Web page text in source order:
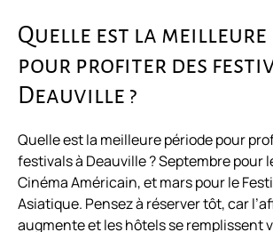
Quelle est la meilleure
pour profiter des
Deauville ?
Quelle est la meilleure période pour
festivals à Deauville ? Septembre pour
Cinéma Américain, et mars pour le
Asiatique. Pensez à réserver tôt, car
augmente et les hôtels se remplissent